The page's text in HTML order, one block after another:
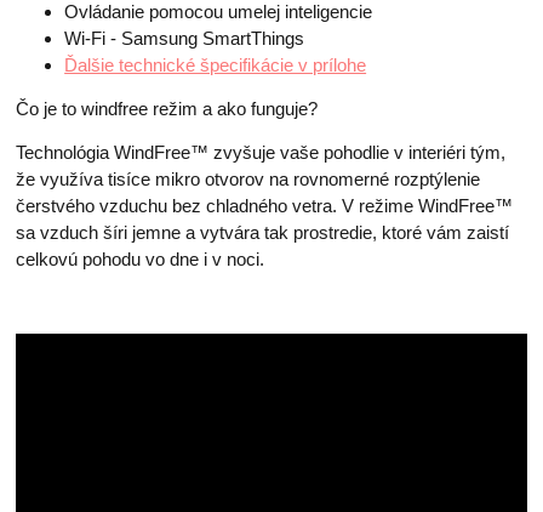
Ovládanie pomocou umelej inteligencie
Wi-Fi - Samsung SmartThings
Ďalšie technické špecifikácie v prílohe
Čo je to windfree režim a ako funguje?
Technológia WindFree™ zvyšuje vaše pohodlie v interiéri tým,
že využíva tisíce mikro otvorov na rovnomerné rozptýlenie
čerstvého vzduchu bez chladného vetra. V režime WindFree™
sa vzduch šíri jemne a vytvára tak prostredie, ktoré vám zaistí
celkovú pohodu vo dne i v noci.